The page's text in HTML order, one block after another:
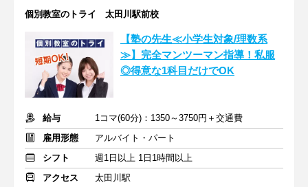
個別教室のトライ 太田川駅前校
【塾の先生≪小学生対象/理数系
≫】完全マンツーマン指導！私服
◎得意な1科目だけでOK
給与
1コマ(60分)：1350～3750円＋交通費
雇用形態
アルバイト・パート
シフト
週1日以上 1日1時間以上
アクセス
太田川駅